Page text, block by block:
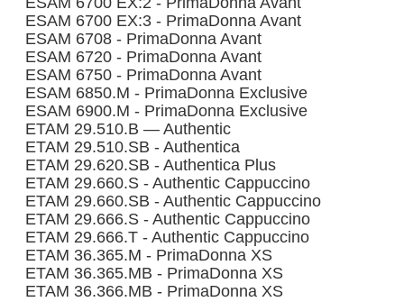
ESAM 6700 EX:3 - PrimaDonna Avant
ESAM 6708 - PrimaDonna Avant
ESAM 6720 - PrimaDonna Avant
ESAM 6750 - PrimaDonna Avant
ESAM 6850.M - PrimaDonna Exclusive
ESAM 6900.M - PrimaDonna Exclusive
ETAM 29.510.B — Authentic
ETAM 29.510.SB - Authentica
ETAM 29.620.SB - Authentica Plus
ETAM 29.660.S - Authentic Cappuccino
ETAM 29.660.SB - Authentic Cappuccino
ETAM 29.666.S - Authentic Cappuccino
ETAM 29.666.T - Authentic Cappuccino
ETAM 36.365.M - PrimaDonna XS
ETAM 36.365.MB - PrimaDonna XS
ETAM 36.366.MB - PrimaDonna XS